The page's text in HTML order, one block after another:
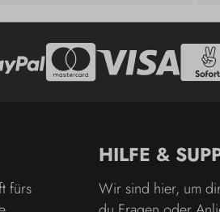
fürs
HILFE &
Wir sind hier, um